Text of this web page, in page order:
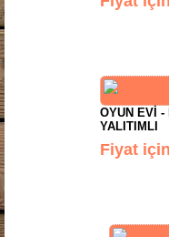
OYUN EVI -
YALITIMLI
Fiyat